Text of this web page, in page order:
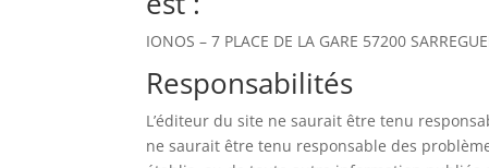
IONOS – 7 PLACE DE LA GARE 57200
Responsabilités
L’éditeur du site ne saurait être tenu
ne saurait être tenu responsable des